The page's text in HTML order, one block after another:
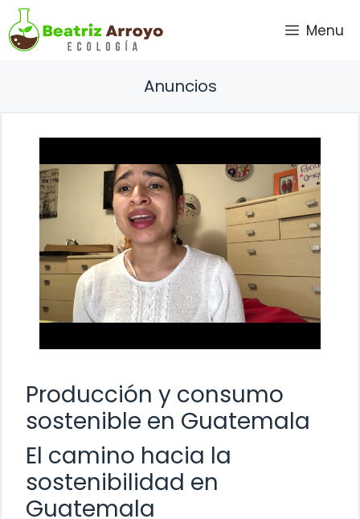
Saltar
al
contenido
Menu
Anuncios
Producción y consumo
sostenible en Guatemala
El camino hacia la
sostenibilidad en
Guatemala